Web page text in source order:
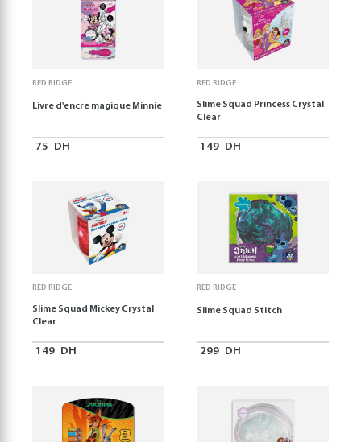
RED RIDGE
Livre d'encre magique Minnie
75 DH
RED RIDGE
Slime Squad Princess Crystal
Clear
149 DH
RED RIDGE
Slime Squad Mickey Crystal
Clear
149 DH
RED RIDGE
Slime Squad Stitch
299 DH